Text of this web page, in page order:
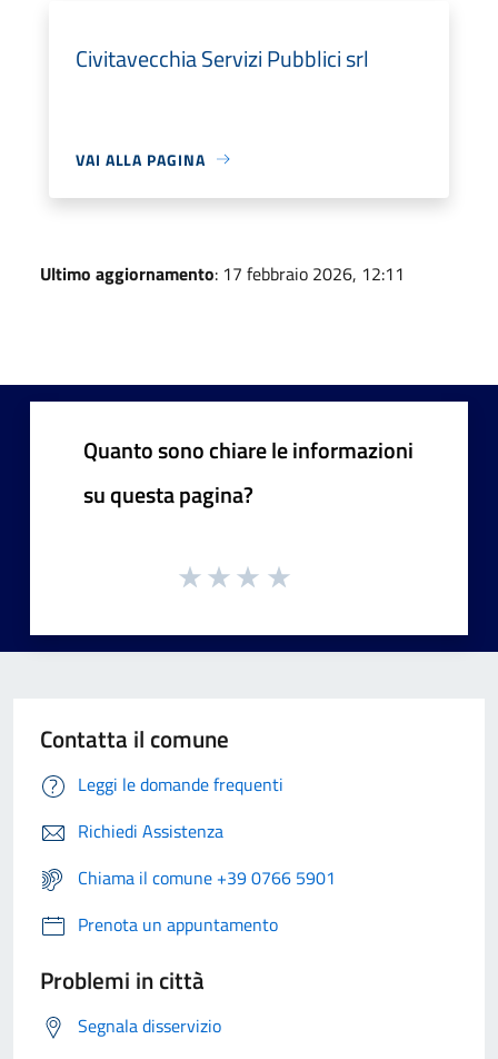
Civitavecchia Servizi Pubblici srl
VAI ALLA PAGINA
Ultimo aggiornamento: 17 febbraio 2026, 12:11
Quanto sono chiare le informazioni
su questa pagina?
Contatta il comune
Leggi le domande frequenti
Richiedi Assistenza
Chiama il comune +39 0766 5901
Prenota un appuntamento
Problemi in città
Segnala disservizio